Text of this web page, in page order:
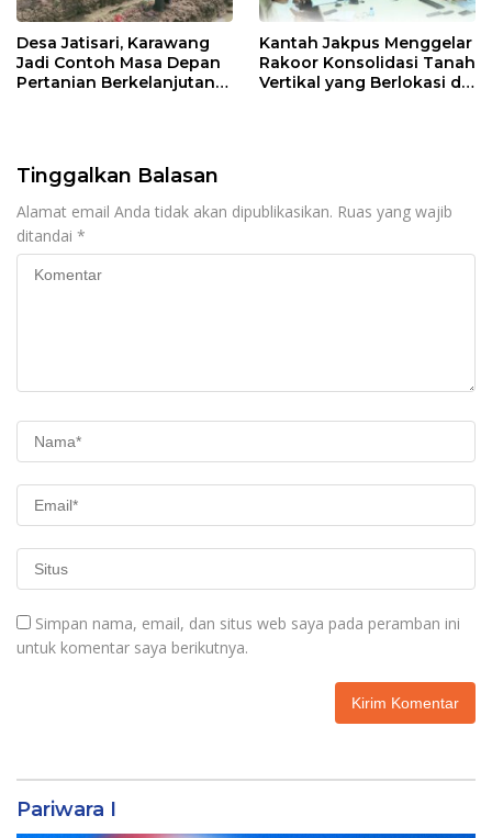
Desa Jatisari, Karawang
Jadi Contoh Masa Depan
Pertanian Berkelanjutan
Kantah Jakpus Menggelar
Rakoor Konsolidasi Tanah
Vertikal yang Berlokasi di
Tinggalkan Balasan
Alamat email Anda tidak akan dipublikasikan. Ruas yang wajib
ditandai *
Simpan nama, email, dan situs web saya pada peramban ini
untuk komentar saya berikutnya.
Pariwara I